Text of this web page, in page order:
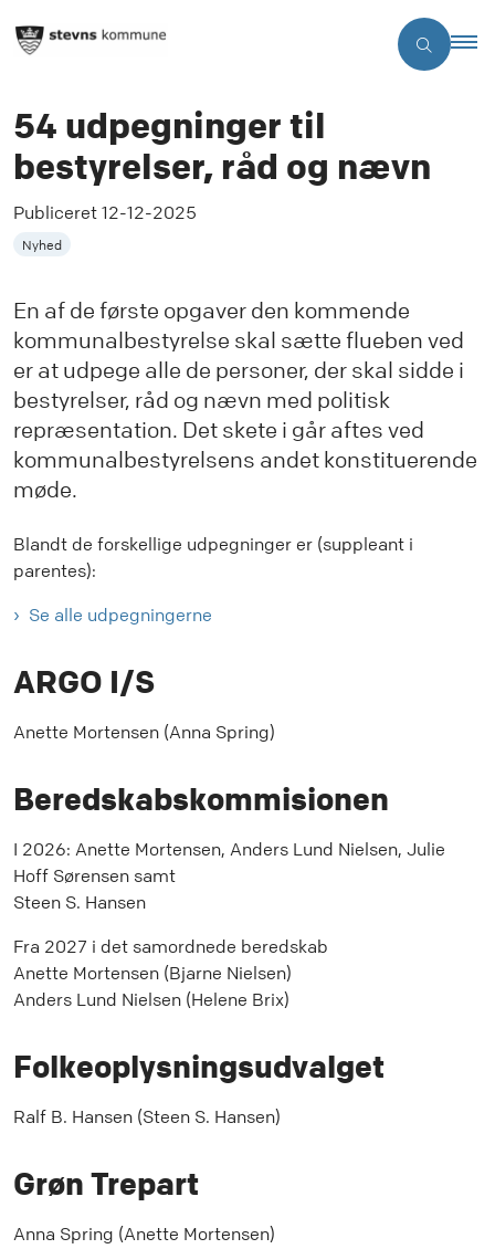
54 udpegninger til
bestyrelser, råd og nævn
Publiceret12-12-2025
Nyhed
En af de første opgaver den kommende
kommunalbestyrelse skal sætte flueben ved
er at udpege alle de personer, der skal sidde i
bestyrelser, råd og nævn med politisk
repræsentation. Det skete i går aftes ved
kommunalbestyrelsens andet konstituerende
møde.
Blandt de forskellige udpegninger er (suppleant i
parentes):
Se alle udpegningerne
ARGO I/S
Anette Mortensen (Anna Spring)
Beredskabskommisionen
I 2026: Anette Mortensen, Anders Lund Nielsen, Julie
Hoff Sørensen samt
Steen S. Hansen
Fra 2027 i det samordnede beredskab
Anette Mortensen (Bjarne Nielsen)
Anders Lund Nielsen (Helene Brix)
Folkeoplysningsudvalget
Ralf B. Hansen (Steen S. Hansen)
Grøn Trepart
Anna Spring (Anette Mortensen)